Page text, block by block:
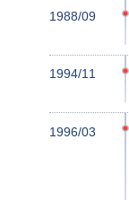
1988/09
1994/11
1996/03